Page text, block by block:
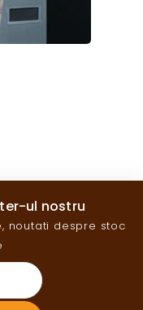
ul nostru
noutati despre stoc